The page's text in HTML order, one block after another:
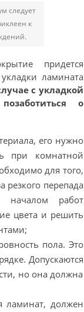
следует
к
придется
ламината
с укладкой
о
его нужно
при комнатной
для того,
резкого перепада
началом работ
цвета и решить
пола. Это
Допускаются
но она должна
ламинат, должен